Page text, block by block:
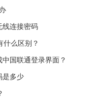
线连接密码
什么区别？
中国联通登录界面？
是多少